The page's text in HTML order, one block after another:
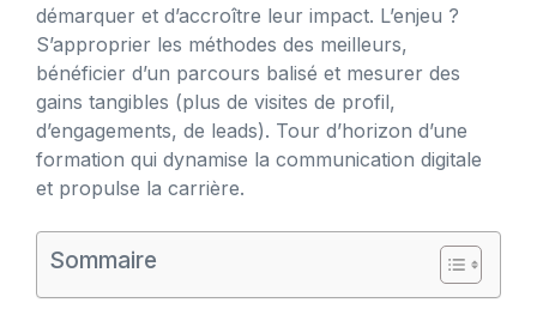
démarquer et d’accroître leur impact. L’enjeu ?
S’approprier les méthodes des meilleurs,
bénéficier d’un parcours balisé et mesurer des
gains tangibles (plus de visites de profil,
d’engagements, de leads). Tour d’horizon d’une
formation qui dynamise la communication digitale
et propulse la carrière.
Sommaire